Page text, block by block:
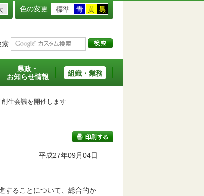
色の変更 標準 青 黄 黒
索
県政・
お知らせ情報
組織・業務
生会議を開催します
印刷する
平成27年09月04日
することについて、総合的か